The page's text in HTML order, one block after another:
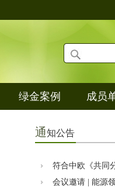
绿金案例 成员
通知公告
符合中欧《共同
会议邀请 | 能源